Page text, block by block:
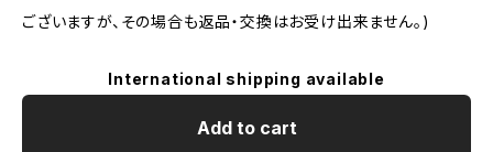
ございますが、その場合も返品・交換はお受け出来ません。)
International shipping available
Add to cart